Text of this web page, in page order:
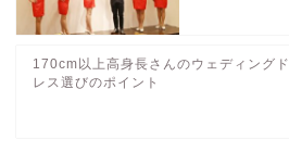
170cm以上高身長さんのウェディングド
レス選びのポイント